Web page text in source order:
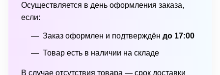
Осуществляется в день оформления заказа,
если:
Заказ оформлен и подтверждён до 17:00
Товар есть в наличии на складе
В случае отсутствия товара — срок доставки